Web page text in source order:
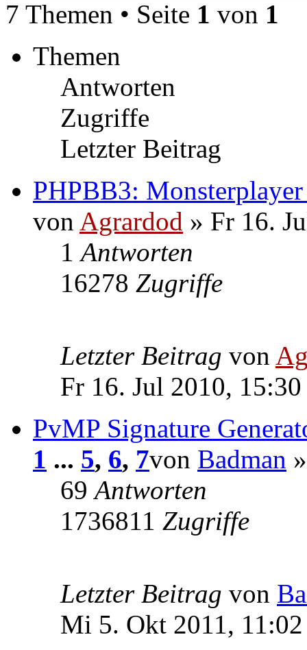
7 Themen • Seite 1 von 1
Themen
Antworten
Zugriffe
Letzter Beitrag
PHPBB3:
von Agrardod » Fr 16.
1Antworten
16278 Zugriffe
Letzter Beitrag von
Fr 16. Jul 2010, 15:30
PvMP Signature
1 ... 5, 6, 7von Badman
69Antworten
1736811 Zugriffe
Letzter Beitrag von
Mi 5. Okt 2011, 11:02